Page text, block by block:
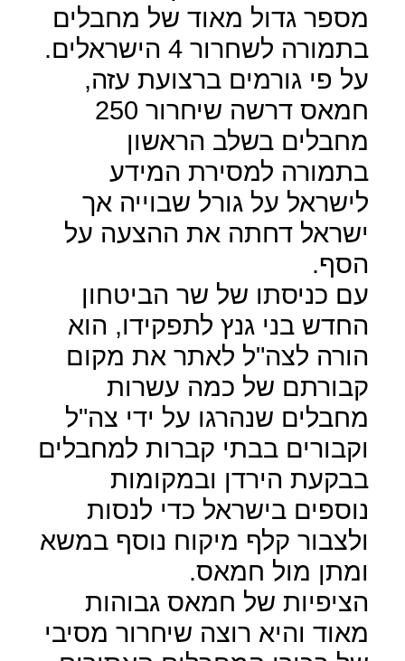
מספר גדול מאוד של מחבלים
בתמורה לשחרור 4 הישראלים.
על פי גורמים ברצועת עזה,
חמאס דרשה שיחרור 250
מחבלים בשלב הראשון
בתמורה למסירת המידע
לישראל על גורל שבוייה אך
ישראל דחתה את ההצעה על
הסף.
עם כניסתו של שר הביטחון
החדש בני גנץ לתפקידו, הוא
הורה לצה"ל לאתר את מקום
קבורתם של כמה עשרות
מחבלים שנהרגו על ידי צה"ל
וקבורים בבתי קברות למחבלים
בבקעת הירדן ובמקומות
נוספים בישראל כדי לנסות
ולצבור קלף מיקוח נוסף במשא
ומתן מול חמאס.
הציפיות של חמאס גבוהות
מאוד והיא רוצה שיחרור מסיבי